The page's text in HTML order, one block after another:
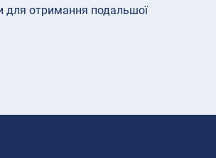
для отримання подальшої